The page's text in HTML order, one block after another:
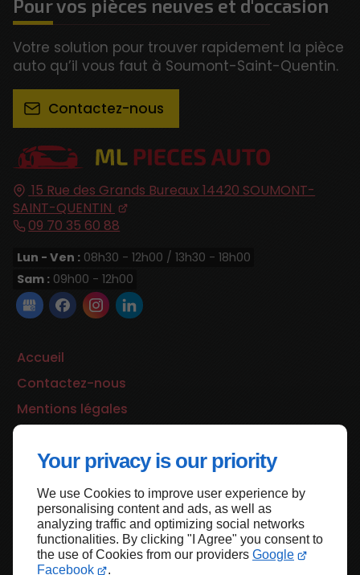
Your privacy is our priority
We use Cookies to improve user experience by
personalising content and ads, as well as
analyzing traffic and optimizing social networks
functionalities. By clicking "I Agree" you consent to
the use of Cookies from our providers Google
Facebook
.
15 Rue des Grands Bureaux 14420 SOUMONT-
SAINT-QUENTIN
09 70 35 60 88
Lun - Ven :08h30 - 12h00 / 13h30 - 18h00
Sam :09h00 - 12h00
Accueil
Contactez-nous
Mentions légales
Pour vos pièces neuves et d'occasion
Votre solution pour trouver rapidement la pièce
auto qu’il vous faut à Soumont-Saint-Quentin.
Contactez-nous
Haut de page